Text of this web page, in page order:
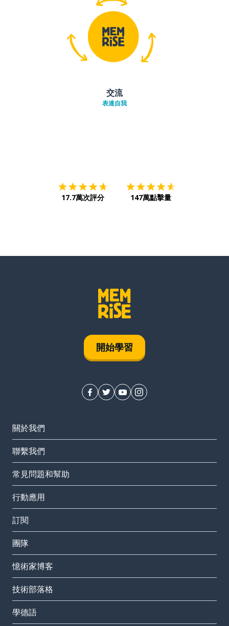
交流
表達自我
17.7萬次評分 147萬點擊量
開始學習
關於我們
聯繫我們
常見問題和幫助
行動應用
訂閱
團隊
憶術家博客
技術部落格
學德語